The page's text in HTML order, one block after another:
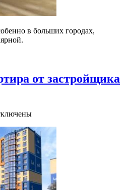
в больших городах,
от застройщика